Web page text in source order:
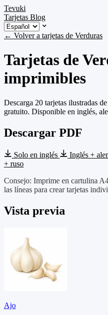
Tevuki
Tarjetas Blog
← Volver a tarjetas de Verduras
Tarjetas de
imprimibles
Descarga 20 tarjetas ilustradas
gratuito. Disponible en inglés,
Descargar PDF
Solo en inglés Inglés +
+ ruso
Consejo: Imprime en cartulina
las líneas para crear tarjetas
Vista previa
Ajo